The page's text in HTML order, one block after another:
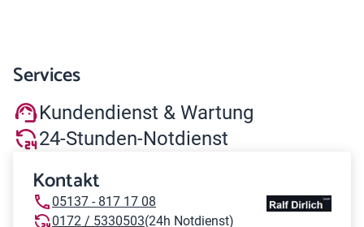
Services
Kundendienst & Wartung
24-Stunden-Notdienst
Kontakt
05137 - 817 17 08
0172 / 5330503(24h Notdienst)